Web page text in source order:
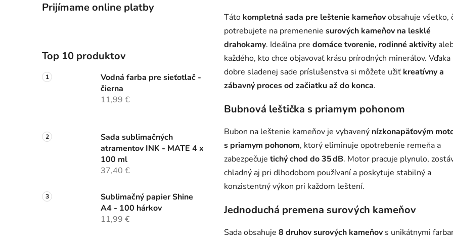
Prijímame online platby
Top 10 produktov
Vodná farba pre sieťotlač -
čierna
11,99 €
Sada sublimačných
atramentov INK - MATE 4 x
100 ml
37,40 €
Sublimačný papier Shine
A4 - 100 hárkov
11,99 €
Táto kompletná sada pre leštenie kameňovobsahuje všetko,
potrebujete na premenenie surových kameňov na lesklé
drahokamy. Ideálna pre domáce tvorenie, rodinné aktivity
každého, kto chce objavovať krásu prírodných minerálov. Vďaka
dobre sladenej sade príslušenstva si môžete užiť kreatívny a
zábavný proces od začiatku až do konca.
Bubnová leštička s priamym pohonom
Bubon na leštenie kameňov je vybavený nízkonapäťovým
s priamym pohonom, ktorý eliminuje opotrebenie remeňa a
zabezpečuje tichý chod do 35 dB. Motor pracuje plynulo,
chladný aj pri dlhodobom používaní a poskytuje stabilný a
konzistentný výkon pri každom leštení.
Jednoduchá premena surových kameňov
Sada obsahuje 8 druhov surových kameňov s unikátnymi